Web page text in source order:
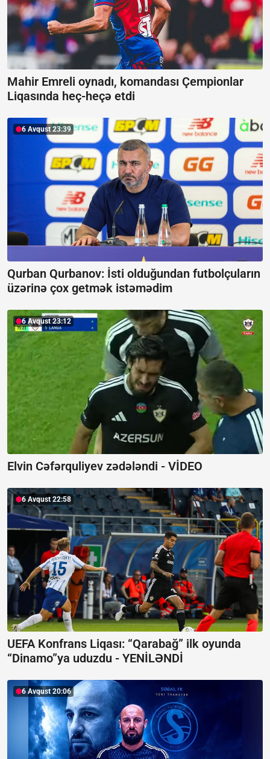
Mahir Emreli oynadı, komandası Çempionlar
Liqasında heç-heçə etdi
6 Avqust 23:39
Qurban Qurbanov: İsti olduğundan futbolçuların
üzərinə çox getmək istəmədim
6 Avqust 23:12
Elvin Cəfərquliyev zədələndi - VİDEO
6 Avqust 22:58
UEFA Konfrans Liqası: “Qarabağ” ilk oyunda
“Dinamo”ya uduzdu - YENİLƏNDİ
6 Avqust 20:06